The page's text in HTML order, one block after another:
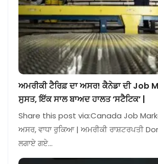
ਅਮਰੀਕੀ ਟੈਰਿਫ਼ ਦਾ ਅਸਰ! ਕੈਨੇਡਾ ਦੀ Job
ਸੁਸਤ, ਇੱਕ ਸਾਲ ਬਾਅਦ ਹਾਲਤ ‘ਸਟੈਟਿਕ’ |
Share this post via:Canada Job
ਅਸਰ, ਵਾਧਾ ਰੁਕਿਆ | ਅਮਰੀਕੀ ਰਾਸ਼ਟਰਪਤੀ
ਲਗਾਏ ਗਏ…